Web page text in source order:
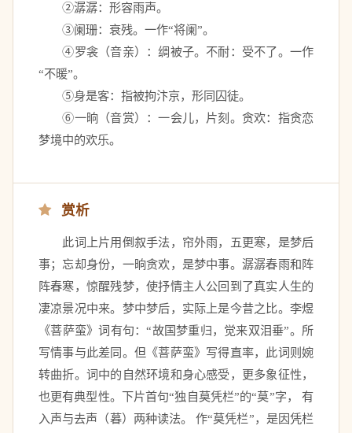
②潺潺：形容雨声。
③阑珊：衰残。一作“将阑”。
④罗衾（音亲）：绸被子。不耐：受不了。一作
“不暖”。
⑤身是客：指被拘汴京，形同囚徒。
⑥一晌（音赏）：一会儿，片刻。贪欢：指贪恋
梦境中的欢乐。
赏析
此词上片用倒叙手法，帘外雨，五更寒，是梦后
事；忘却身份，一晌贪欢，是梦中事。潺潺春雨和阵
阵春寒，惊醒残梦，使抒情主人公回到了真实人生的
凄凉景况中来。梦中梦后，实际上是今昔之比。李煜
《菩萨蛮》词有句：“故国梦重归，觉来双泪垂”。所
写情事与此差同。但《菩萨蛮》写得直率，此词则婉
转曲折。词中的自然环境和身心感受，更多象征性，
也更有典型性。下片首句“独自莫凭栏”的“莫”字， 有
入声与去声（暮）两种读法。 作“莫凭栏”，是因凭栏